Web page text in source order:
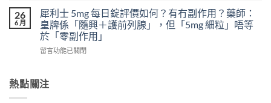
學
風
險
到
替
代
分
鐘
舒
法
防
威
而
鋼
有
什
害：
級
希
愛
力：
改
功
能
26
6 月
犀利士 5mg 每日錠評價如何？有冇副作用？藥師：
皇牌係「隨興＋護前列腺」，但「5mg 細粒」唔等
於「零副作用」
在
士
5mg
留言功能已關閉
熱點關注